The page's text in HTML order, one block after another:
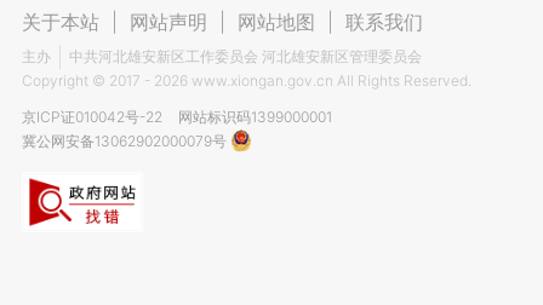
关于本站 网站声明 网站地图 联系我们
主办
中共河北雄安新区工作委员会 河北雄安新区管理委员会
Copyright © 2017 - 2026 www.xiongan.gov.cn All Rights Reserved.
京ICP证010042号-22
网站标识码1399000001
冀公网安备13062902000079号